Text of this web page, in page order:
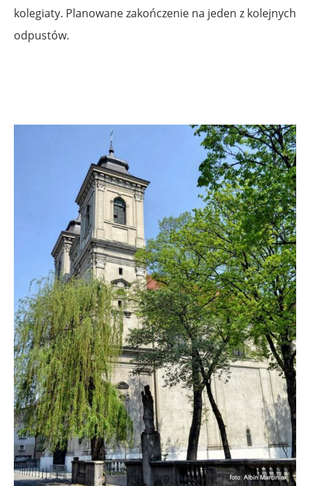
kolegiaty. Planowane zakończenie na jeden z kolejnych
odpustów.